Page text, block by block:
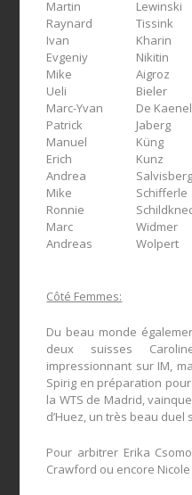
Martin
Lewinski
Raynard
Tissink
Ivan
Kharin
Evgeniy
Nikitin
Mike
Aigroz
Ueli
Bieler
Marc-Yvan
De Kaenel
Patrick
Jaberg
Manuel
Küng
Erich
Kunz
Andrea
Salvisberg
Mike
Schifferle
Ronnie
Marc
Widmer
Andreas
Wolpert
Côté Femmes:
Du beau monde
deux suisses
impressionnant sur IM,
Spirig en préparation
la WTS de Madrid,
d’Huez, un très beau
Pour arbitrer Erika
Crawford ou encore Nicole